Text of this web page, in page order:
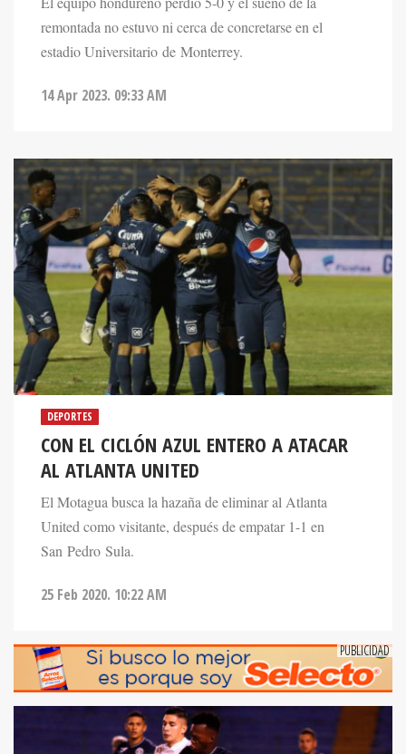
remontada no estuvo ni cerca de concretarse en el
estadio Universitario de Monterrey.
14 Apr 2023. 09:33 AM
DEPORTES
CON EL CICLÓN AZUL ENTERO A ATACAR
AL ATLANTA UNITED
El Motagua busca la hazaña de eliminar al Atlanta
United como visitante, después de empatar 1-1 en
San Pedro Sula.
25 Feb 2020. 10:22 AM